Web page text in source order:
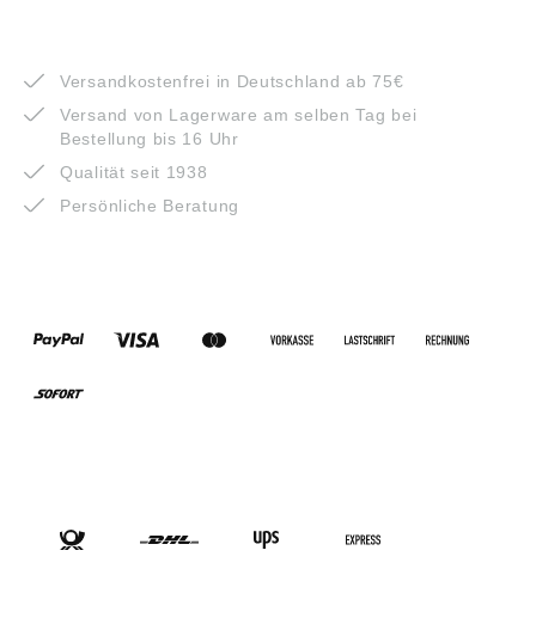
Versandkostenfrei in Deutschland ab 75€
Versand von Lagerware am selben Tag bei
Bestellung bis 16 Uhr
Qualität seit 1938
Persönliche Beratung